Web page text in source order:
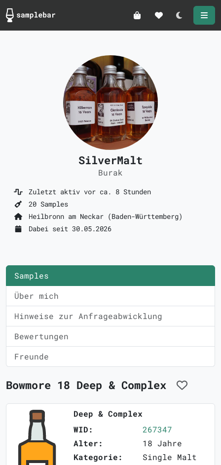
Darkmode
SilverMalt
Burak
Zuletzt aktiv vor ca. 8 Stunden
20 Samples
Heilbronn am Neckar (Baden-Württemberg)
Dabei seit 30.05.2026
Samples
Über mich
Hinweise zur Anfrageabwicklung
Bewertungen
Freunde
Bowmore 18 Deep & Complex
Deep & Complex
WID:
267347
Alter:
18 Jahre
Kategorie:
Single Malt